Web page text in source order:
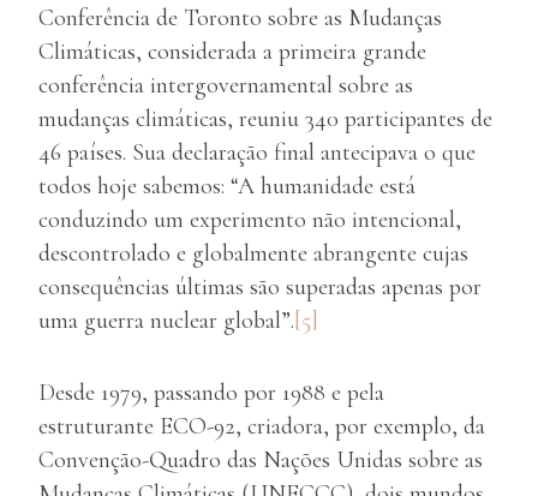
Conferência de Toronto sobre as Mudanças
Climáticas, considerada a primeira grande
conferência intergovernamental sobre as
mudanças climáticas, reuniu 340 participantes de
46 países. Sua declaração final antecipava o que
todos hoje sabemos: “A humanidade está
conduzindo um experimento não intencional,
descontrolado e globalmente abrangente cujas
consequências últimas são superadas apenas por
uma guerra nuclear global”.[5]
Desde 1979, passando por 1988 e pela
estruturante ECO-92, criadora, por exemplo, da
Convenção-Quadro das Nações Unidas sobre as